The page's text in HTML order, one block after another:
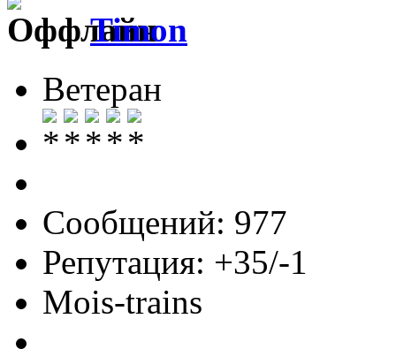
Timon
Ветеран
Сообщений: 977
Репутация: +35/-1
Mois-trains